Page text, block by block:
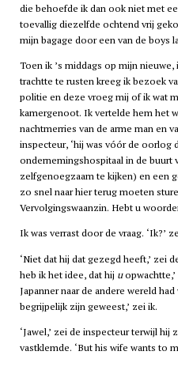
die behoefde ik dan ook niet met
toevallig diezelfde ochtend vrij
mijn bagage door een van de boys
Toen ik ’s middags op mijn
trachtte te rusten kreeg ik bezoek
politie en deze vroeg mij of ik wat
kamergenoot. Ik vertelde hem het
nachtmerries van de arme man en
inspecteur, ‘hij was vóór de oorlog
ondernemingshospitaal in de buurt
zelfgenoegzaam te kijken) en een
zo snel naar hier terug moeten
Vervolgingswaanzin. Hebt u
Ik was verrast door de vraag. ‘Ik?’
‘Niet dat hij dat gezegd heeft,’ zei
heb ik het idee, dat hij u
Japanner naar de andere wereld
begrijpelijk zijn geweest,’ zei ik.
‘Jawel,’ zei de inspecteur terwijl
vastklemde. ‘But his wife wants to